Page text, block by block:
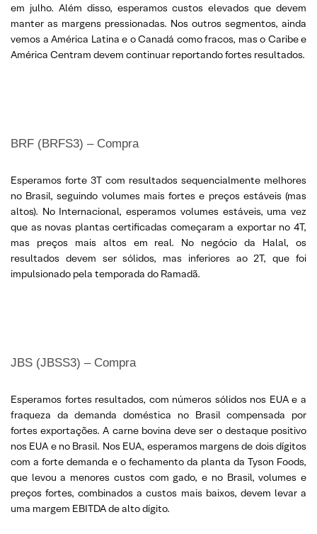
em julho. Além disso, esperamos custos elevados que devem
manter as margens pressionadas. Nos outros segmentos, ainda
vemos a América Latina e o Canadá como fracos, mas o Caribe e
América Centram devem continuar reportando fortes resultados.
BRF (BRFS3) – Compra
Esperamos forte 3T com resultados sequencialmente melhores
no Brasil, seguindo volumes mais fortes e preços estáveis ​​(mas
altos). No Internacional, esperamos volumes estáveis, uma vez
que as novas plantas certificadas começaram a exportar no 4T,
mas preços mais altos em real. No negócio da Halal, os
resultados devem ser sólidos, mas inferiores ao 2T, que foi
impulsionado pela temporada do Ramadã.
JBS (JBSS3) – Compra
Esperamos fortes resultados, com números sólidos nos EUA e a
fraqueza da demanda doméstica no Brasil compensada por
fortes exportações. A carne bovina deve ser o destaque positivo
nos EUA e no Brasil. Nos EUA, esperamos margens de dois dígitos
com a forte demanda e o fechamento da planta da Tyson Foods,
que levou a menores custos com gado, e no Brasil, volumes e
preços fortes, combinados a custos mais baixos, devem levar a
uma margem EBITDA de alto dígito.